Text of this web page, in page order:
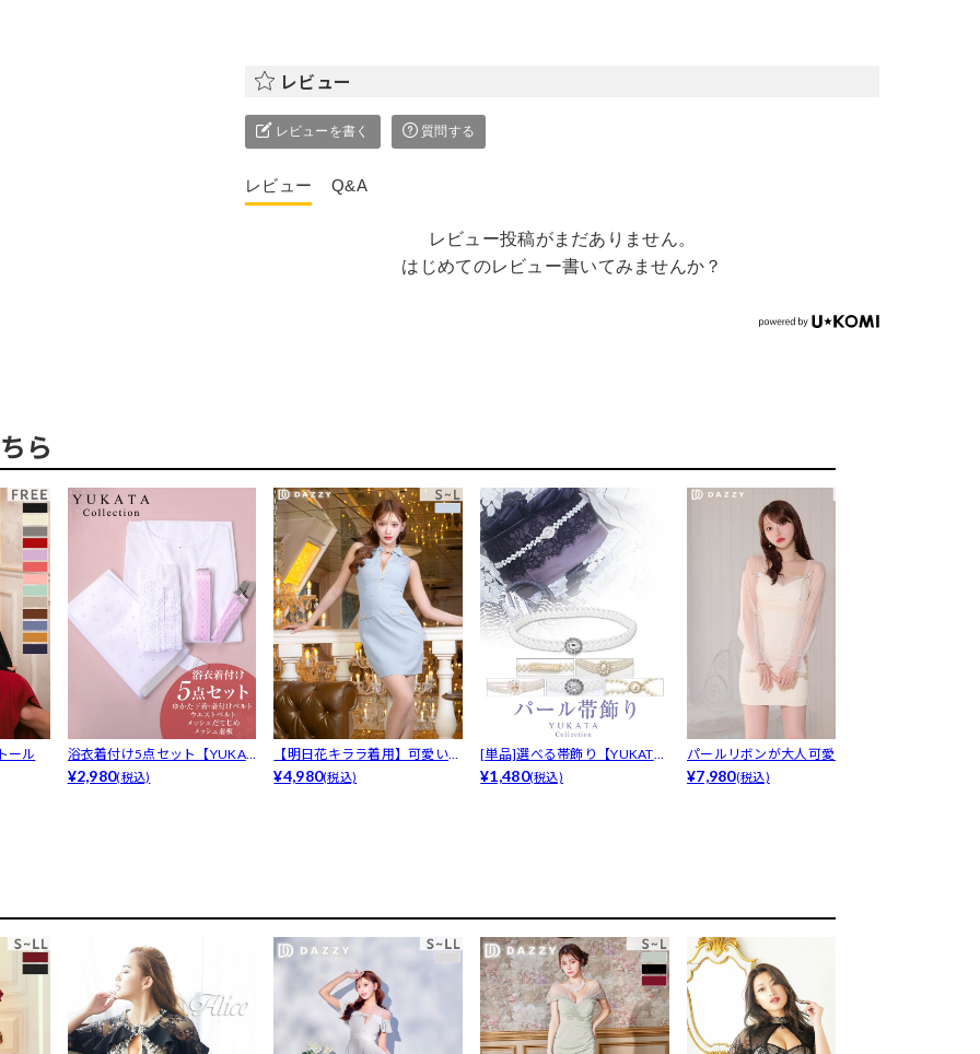
レビュー
レビューを書く 質問する
レビュー Q&A
レビュー投稿がまだありません。
はじめてのレビュー書いてみませんか？
ら
ール
浴衣着付け5点セット【YUKAT
A b...
¥2,980(税込)
【明日花キララ着用】可愛いの
声!くびれ...
¥4,980(税込)
[単品]選べる帯飾り【YUKATA
b...
¥1,480(税込)
パールリボンが大人可愛い♪シ
アーチュー...
¥7,980(税込)